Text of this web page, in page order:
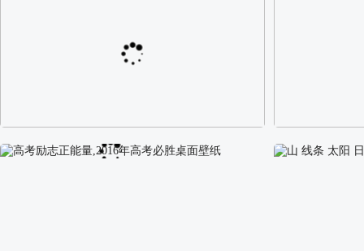
阿尔卑斯山区自然风景壁纸 校园长发可爱